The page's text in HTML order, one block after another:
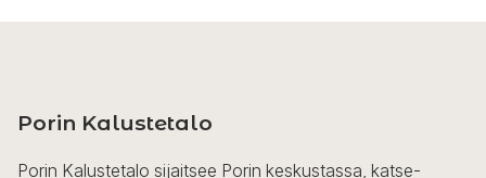
Porin Kalustetalo
Porin Kalustetalo sijaitsee Porin keskustassa, katse-